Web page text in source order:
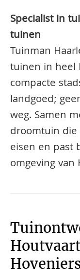
Specialist in
tuinen
Tuinman
tuinen in heel
compacte
landgoed;
weg. Samen
droomtuin
eisen en past
omgeving